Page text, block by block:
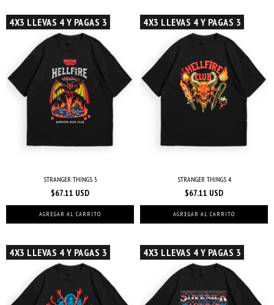
4X3 LLEVAS 4 Y PAGAS 3
STRANGER THINGS 5
$67.11 USD
AGREGAR AL CARRITO
4X3 LLEVAS 4 Y PAGAS 3
STRANGER THINGS 4
$67.11 USD
AGREGAR AL CARRITO
4X3 LLEVAS 4 Y PAGAS 3 4X3 LLEVAS 4 Y PAGAS 3